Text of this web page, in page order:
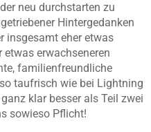
neu durchstarten zu
Hintergedanken
insgesamt eher etwas
erwachseneren
familienfreundliche
taufrisch wie bei Lightning
klar besser als Teil zwei
sowieso Pflicht!